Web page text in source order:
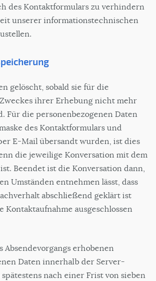
des Kontaktformulars zu verhindern
unserer informationstechnischen
gelöscht, sobald sie für die
ihrer Erhebung nicht mehr
Für die personenbezogenen Daten
des Kontaktformulars und
E-Mail übersandt wurden, ist dies
die jeweilige Konversation mit dem
Beendet ist die Konversation dann,
Umständen entnehmen lässt, dass
abschließend geklärt ist
Kontaktaufnahme ausgeschlossen
Absendevorgangs erhobenen
Daten innerhalb der Server-
nach einer Frist von sieben